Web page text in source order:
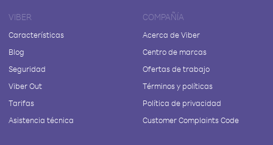
VIBER
Características
Blog
Seguridad
Viber Out
Tarifas
Asistencia técnica
COMPAÑÍA
Acerca de Viber
Centro de marcas
Ofertas de trabajo
Términos y políticas
Política de privacidad
Customer Complaints Code